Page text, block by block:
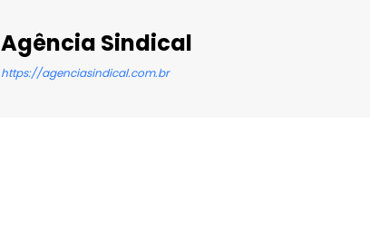
Agência Sindical
https://agenciasindical.com.br